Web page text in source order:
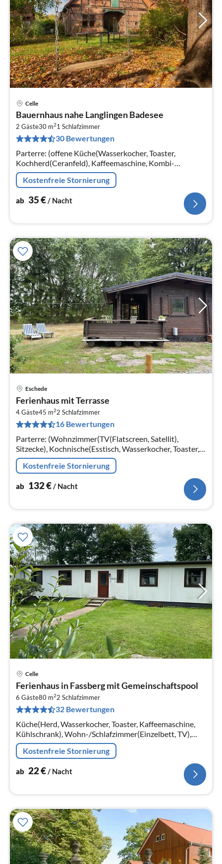
Celle
Bauernhaus nahe Langlingen Badesee
2 Gäste30 m21 Schlafzimmer
30 Bewertungen
Parterre: (offene Küche(Wasserkocher, Toaster,
Kochherd(Ceranfeld), Kaffeemaschine, Kombi-
Mikrowelle, Spülmaschine, Kühl-/Gefrierkombination)
Kostenfreie Stornierung
ab 35€/ Nacht
Eschede
Ferienhaus mit Terrasse
4 Gäste45 m22 Schlafzimmer
16 Bewertungen
Parterre: (Wohnzimmer(TV(Flatscreen, Satellit),
Sitzecke), Kochnische(Esstisch, Wasserkocher, Toaster,
Kochherd, Kaffeemaschine(Filter), Mikrowelle,
Kühlschrank)
Kostenfreie Stornierung
ab 132€ / Nacht
Celle
Ferienhaus in Fassberg mit Gemeinschaftspool
6 Gäste80 m22 Schlafzimmer
32 Bewertungen
Küche(Herd, Wasserkocher, Toaster, Kaffeemaschine,
Kühlschrank), Wohn-/Schlafzimmer(Einzelbett, TV),
Schlafzimmer(Doppelbett), Schlafzimmer(Einzelbett,
Etagenbett)
Kostenfreie Stornierung
ab 22€/ Nacht